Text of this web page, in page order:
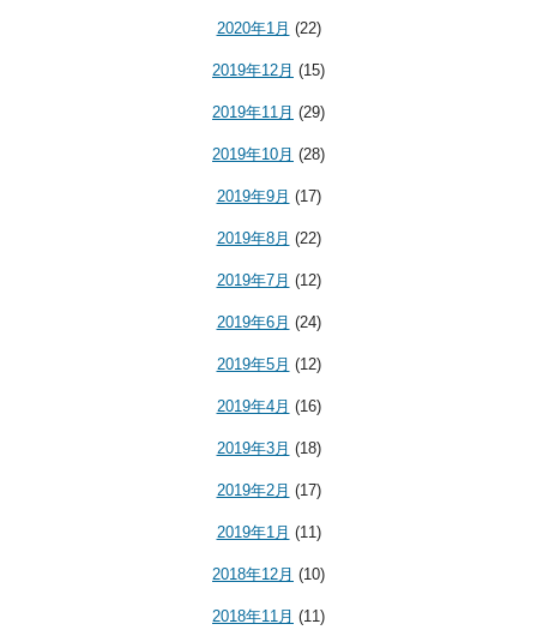
2020年1月 (22)
2019年12月 (15)
2019年11月 (29)
2019年10月 (28)
2019年9月 (17)
2019年8月 (22)
2019年7月 (12)
2019年6月 (24)
2019年5月 (12)
2019年4月 (16)
2019年3月 (18)
2019年2月 (17)
2019年1月 (11)
2018年12月 (10)
2018年11月 (11)